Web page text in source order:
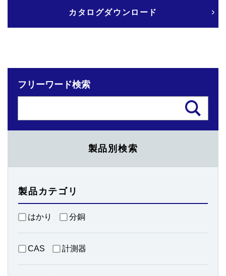
カタログダウンロード
フリーワード検索
製品別検索
製品カテゴリ
はかり 分銅
CAS 計測器